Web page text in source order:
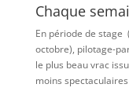
Chaque
En période de stage
octobre), pilotage-
le plus beau vrac
moins